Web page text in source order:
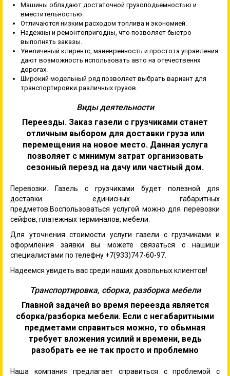
Машины обладают достаточной грузоподьемностью и
вместительностью.
Отличаются низким расходом топлива и экономией.
Надежны и ремонтопригодны, что позволяет быстро
выполнять заказы.
Увеличеный клирентс, маневренность и простота управления
дают возможность использовать авто на отечественнх
дорогах.
Широкий модельный ряд позволяет выбрать вариант для
транспортировки различных грузов.
Виды деятельности
Переезды. Заказ газели с грузчиками станет
отличным выбором для доставки груза или
перемещения на новое место. Данная услуга
позволяет с минимум затрат организовать
сезонный перезд на дачу или частный дом.
Перевозки. Газель с грузчиками будет полезной для
доставки единисных габаритных
предметов.Воспользоваться услугой можно для перевозки
сейфов, платежных терминалов, мебели.
Для уточнения стоимости услуги газели с грузчиками и
оформления заявки вы можете связаться с нашиши
специалистами по телефну +7(933)747-60-97.
Надеемся увидеть вас среди наших довольных клиентов!
Транспортировка, сборка, разборка мебели
Главной задачей во время переезда является
сборка/разборка мебели. Если с негабаритными
предметами справиться можно, то обьмная
требует вложения усилий и времени, ведь
разобрать ее не так просто и проблемно
Наша компания предлагает справиться с проблемой с